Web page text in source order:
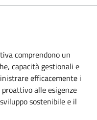
comprendono un
capacità gestionali e
efficacemente i
alle esigenze
sostenibile e il